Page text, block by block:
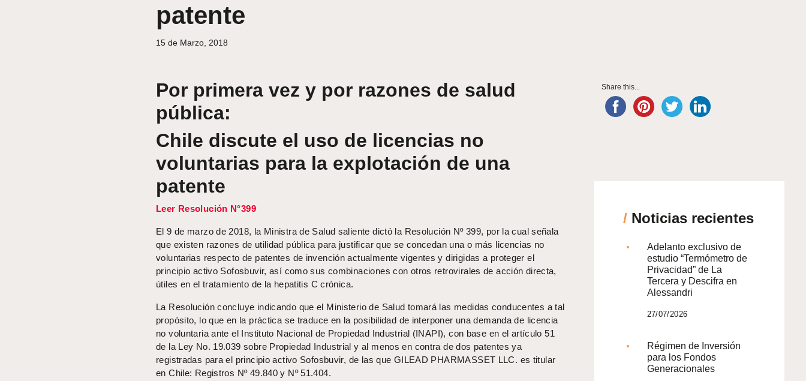
patente
15 de Marzo, 2018
Por primera vez y por razones de salud
pública:
Chile discute el uso de licencias no
voluntarias para la explotación de una
patente
Leer Resolución N°399
El 9 de marzo de 2018, la Ministra de Salud saliente dictó la Resolución Nº 399, por la cual señala
que existen razones de utilidad pública para justificar que se concedan una o más licencias no
voluntarias respecto de patentes de invención actualmente vigentes y dirigidas a proteger el
principio activo Sofosbuvir, así como sus combinaciones con otros retrovirales de acción directa,
útiles en el tratamiento de la hepatitis C crónica.
La Resolución concluye indicando que el Ministerio de Salud tomará las medidas conducentes a tal
propósito, lo que en la práctica se traduce en la posibilidad de interponer una demanda de licencia
no voluntaria ante el Instituto Nacional de Propiedad Industrial (INAPI), con base en el artículo 51
de la Ley No. 19.039 sobre Propiedad Industrial y al menos en contra de dos patentes ya
registradas para el principio activo Sofosbuvir, de las que GILEAD PHARMASSET LLC. es titular
en Chile: Registros Nº 49.840 y Nº 51.404.
Share this...
/Noticias recientes
Adelanto exclusivo de
estudio “Termómetro de
Privacidad” de La
Tercera y Descifra en
Alessandri
27/07/2026
Régimen de Inversión
para los Fondos
Generacionales